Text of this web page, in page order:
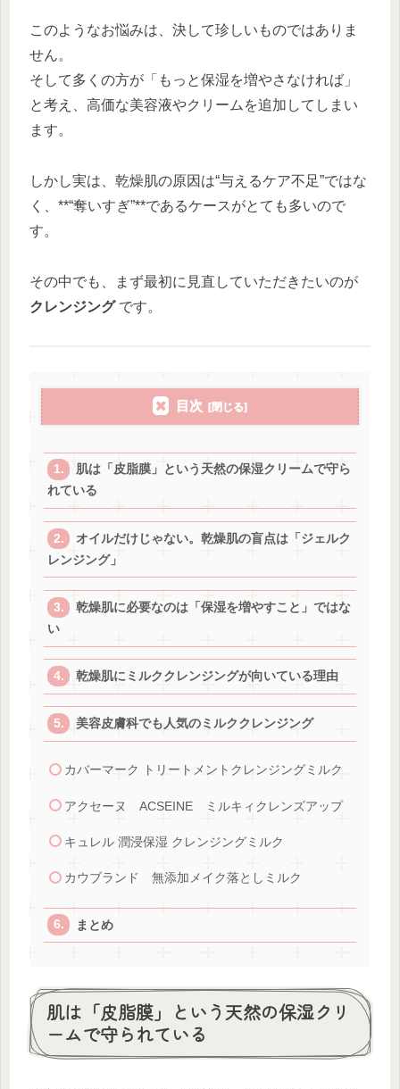
このようなお悩みは、決して珍しいものではありま
せん。
そして多くの方が「もっと保湿を増やさなければ」
と考え、高価な美容液やクリームを追加してしまい
ます。
しかし実は、乾燥肌の原因は“与えるケア不足”ではな
く、**“奪いすぎ”**であるケースがとても多いので
す。
その中でも、まず最初に見直していただきたいのが
クレンジングです。
目次
肌は「皮脂膜」という天然の保湿クリームで守ら
れている
オイルだけじゃない。乾燥肌の盲点は「ジェルク
レンジング」
乾燥肌に必要なのは「保湿を増やすこと」ではな
い
乾燥肌にミルククレンジングが向いている理由
美容皮膚科でも人気のミルククレンジング
カバーマーク トリートメントクレンジングミルク
アクセーヌ ACSEINE ミルキィクレンズアップ
キュレル 潤浸保湿 クレンジングミルク
カウブランド 無添加メイク落としミルク
まとめ
肌は「皮脂膜」という天然の保湿クリ
ームで守られている